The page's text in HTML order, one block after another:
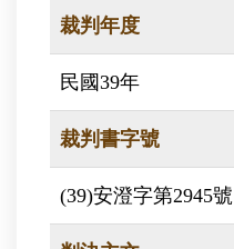
裁判年度
民國39年
裁判書字號
(39)安澄字第2945號